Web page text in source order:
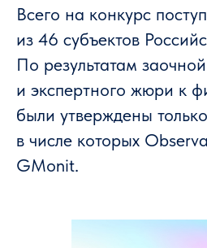
Всего на конкурс
из 46 субъектов
По результатам
и экспертного жюри к
были утверждены
в числе которых
GMonit.